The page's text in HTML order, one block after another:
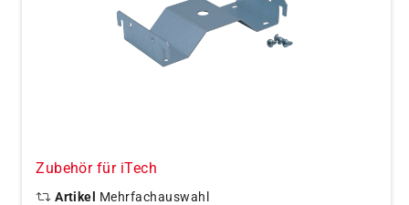
Zubehör für iTech
Artikel Mehrfachauswahl